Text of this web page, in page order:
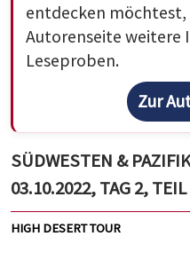
entdecken
Autorenseite weitere
Leseproben.
Zur
SÜDWESTEN &
03.10.2022, TAG 2, TEIL
HIGH DESERT TOUR